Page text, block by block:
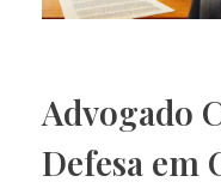
Advogado
Defesa em